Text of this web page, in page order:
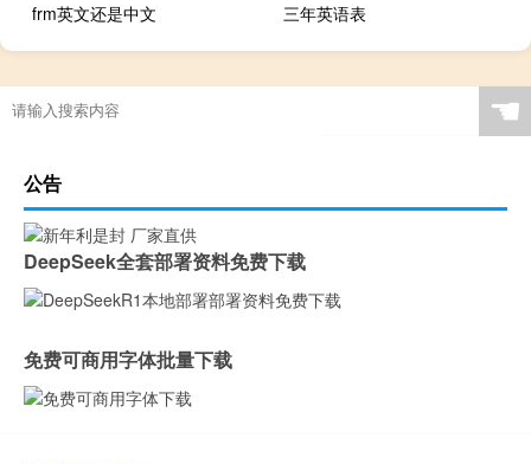
frm英文还是中文
三年英语表
☚
公告
DeepSeek全套部署资料免费下载
免费可商用字体批量下载